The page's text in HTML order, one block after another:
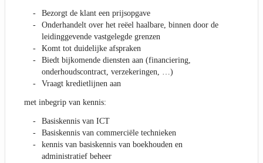
Bezorgt de klant een prijsopgave
Onderhandelt over het reëel haalbare, binnen door de
leidinggevende vastgelegde grenzen
Komt tot duidelijke afspraken
Biedt bijkomende diensten aan (financiering,
onderhoudscontract, verzekeringen, …)
Vraagt kredietlijnen aan
met inbegrip van kennis:
Basiskennis van ICT
Basiskennis van commerciële technieken
kennis van basiskennis van boekhouden en
administratief beheer